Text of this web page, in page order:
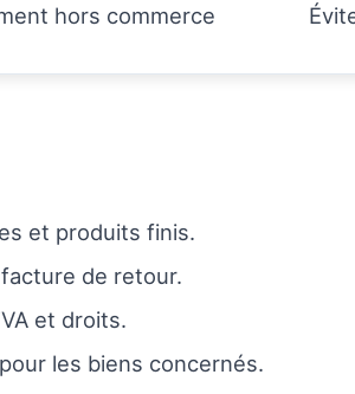
hors commerce
et produits finis.
de retour.
et droits.
les biens concernés.